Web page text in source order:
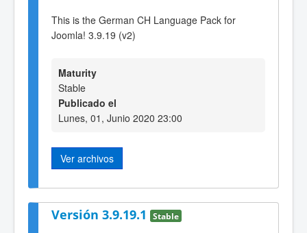
This is the German CH Language Pack for
Joomla! 3.9.19 (v2)
Maturity
Stable
Publicado el
Lunes, 01, Junio 2020 23:00
Ver archivos
Versión 3.9.19.1 Stable